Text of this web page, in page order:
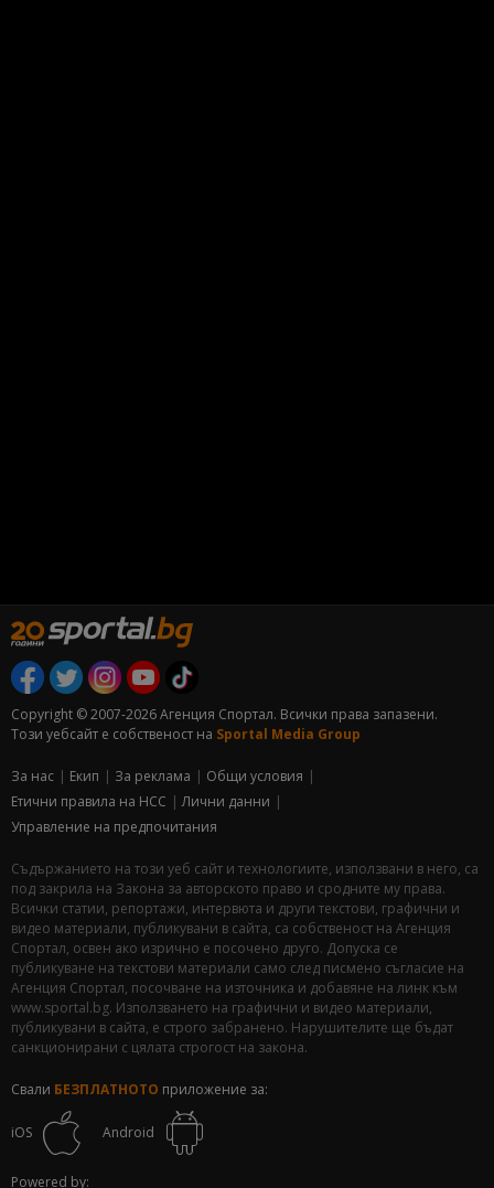
Copyright © 2007-2026 Агенция Спортал. Всички права запазени.
Този уебсайт е собственост на Sportal Media Group
За нас Екип За рекламa
Общи условия
Етични правила на НСС
Лични данни
Управление на предпочитания
Съдържанието на този уеб сайт и технологиите, използвани в него, са
под закрила на Закона за авторското право и сродните му права.
Всички статии, репортажи, интервюта и други текстови, графични и
видео материали, публикувани в сайта, са собственост на Агенция
Спортал, освен ако изрично е посочено друго. Допуска се
публикуване на текстови материали само след писмено съгласие на
Агенция Спортал, посочване на източника и добавяне на линк към
www.sportal.bg. Използването на графични и видео материали,
публикувани в сайта, е строго забранено. Нарушителите ще бъдат
санкционирани с цялата строгост на закона.
Свали БЕЗПЛАТНОТО приложение за:
iOS Android
Powered by: